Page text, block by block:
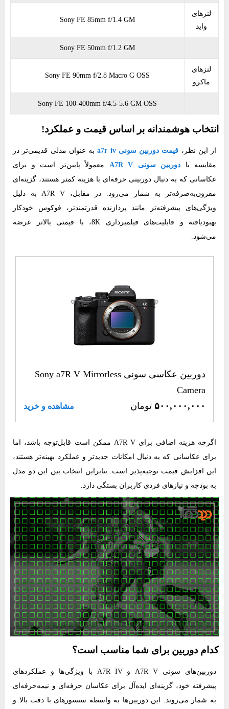
لنزهای
واید
Sony FE 85mm f/1.4 GM
Sony FE 50mm f/1.2 GM
لنزهای
ماکرو
Sony FE 90mm f/2.8 Macro G OSS
Sony FE 100-400mm f/4.5-5.6 GM OSS
انتخاب هوشمندانه بر اساس قیمت و عملکرد!
از این نظر، قیمت دوربین سونی a7r iv
به عنوان مدلی قدیمی‌تر در
مقایسه با دوربین سونی A7R V
معمولاً پایین‌تر است و برای
عکاسانی که به دنبال دوربینی حرفه‌ای با هزینه کمتر هستند، گزینه‌ای
مقرون‌به‌صرفه‌تر به شمار می‌رود. در مقابل، A7R V به دلیل
ویژگی‌های پیشرفته‌تر مانند پردازنده قدرتمندتر، فوکوس خودکار
بهبود‌یافته و قابلیت‌های فیلمبرداری 8K، با قیمتی بالاتر عرضه
می‌شود.
دوربین عکاسی سونی Sony a7R V Mirrorless
Camera
۵۰۰,۰۰۰,۰۰۰ تومان مشاهده و خرید
اگرچه هزینه اضافی برای A7R V ممکن است قابل‌توجه باشد، اما
برای عکاسانی که به دنبال امکانات جدیدتر و عملکرد بهینه‌تر هستند،
این افزایش قیمت توجیه‌پذیر است. بنابراین انتخاب بین این دو مدل
به بودجه و نیازهای فردی کاربران بستگی دارد.
کدام دوربین برای شما مناسب است؟
دوربین‌های سونی A7R V و A7R IV با ویژگی‌ها و عملکردهای
پیشرفته خود، گزینه‌ای ایده‌آل برای عکاسان حرفه‌ای و نیمه‌حرفه‌ای
به شمار می‌روند. این دوربین‌ها به واسطه سنسورهای با دقت بالا و